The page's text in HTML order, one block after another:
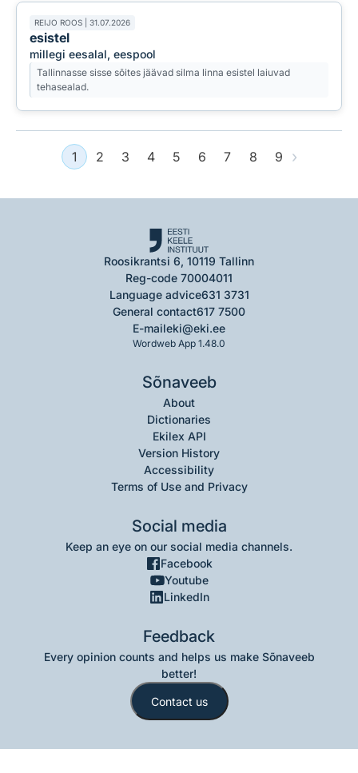
REIJO ROOS | 31.07.2026
esistel
millegi eesalal, eespool
Tallinnasse sisse sõites jäävad silma linna esistel laiuvad
tehasealad.
1 2 3 4 5 6 7 8 9 ›
Roosikrantsi 6, 10119 Tallinn
Reg-code 70004011
Language advice631 3731
General contact617 7500
E-maileki@eki.ee
Wordweb App 1.48.0
Sõnaveeb
About
Dictionaries
Ekilex API
Version History
Accessibility
Terms of Use and Privacy
Social media
Keep an eye on our social media channels.
Facebook
Youtube
LinkedIn
Feedback
Every opinion counts and helps us make Sõnaveeb
better!
Contact us